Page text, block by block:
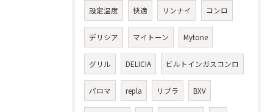
設定温度 快適 リンナイ コンロ
デリシア マイトーン Mytone
グリル DELICIA ビルトインガスコンロ
パロマ repla リプラ BXV